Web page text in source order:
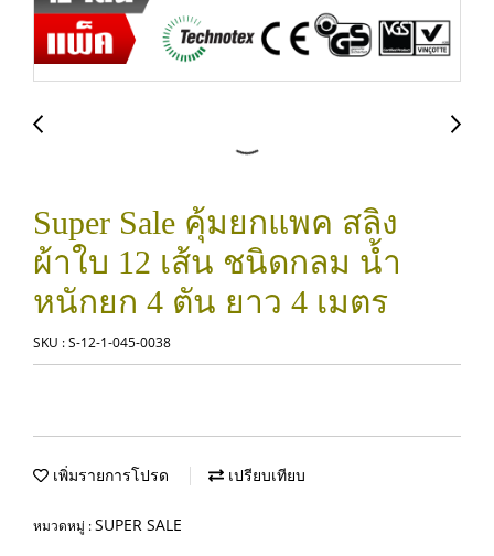
Super Sale คุ้มยกแพค สลิง
ผ้าใบ 12 เส้น ชนิดกลม น้ำ
หนักยก 4 ตัน ยาว 4 เมตร
SKU : S-12-1-045-0038
เพิ่มรายการโปรด เปรียบเทียบ
หมวดหมู่ :SUPER SALE